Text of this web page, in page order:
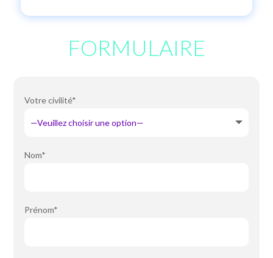
FORMULAIRE
Votre civilité*
Nom*
Prénom*